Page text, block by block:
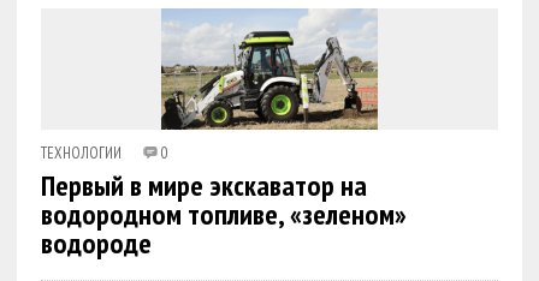
ТЕХНОЛОГИИ 0
Первый в мире экскаватор на
водородном топливе, «зеленом»
водороде